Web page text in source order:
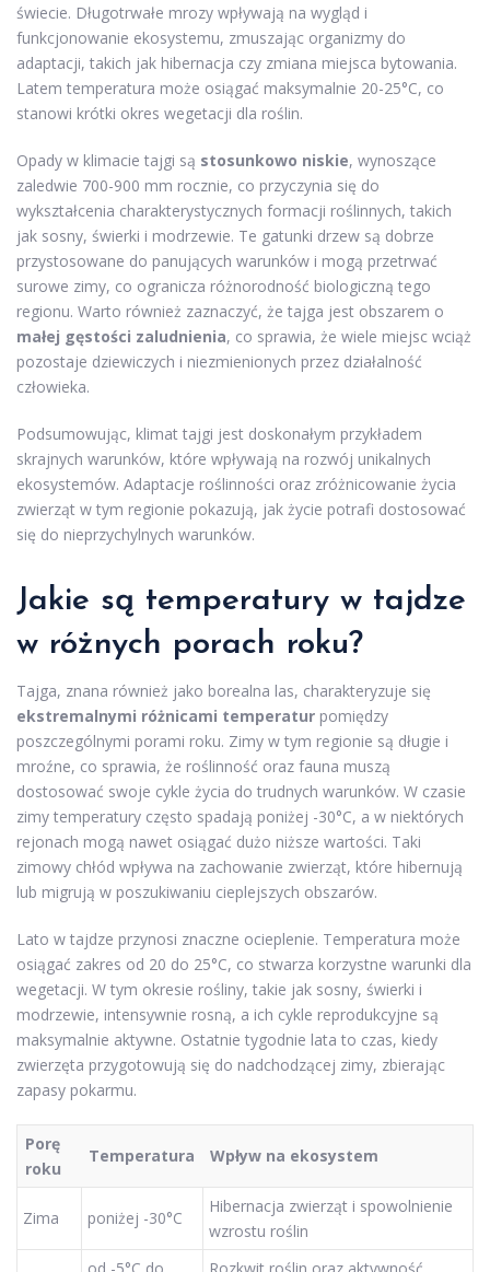
świecie. Długotrwałe mrozy wpływają na wygląd i
funkcjonowanie ekosystemu, zmuszając organizmy do
adaptacji, takich jak hibernacja czy zmiana miejsca bytowania.
Latem temperatura może osiągać maksymalnie 20-25°C, co
stanowi krótki okres wegetacji dla roślin.
Opady w klimacie tajgi są stosunkowo niskie, wynoszące
zaledwie 700-900 mm rocznie, co przyczynia się do
wykształcenia charakterystycznych formacji roślinnych, takich
jak sosny, świerki i modrzewie. Te gatunki drzew są dobrze
przystosowane do panujących warunków i mogą przetrwać
surowe zimy, co ogranicza różnorodność biologiczną tego
regionu. Warto również zaznaczyć, że tajga jest obszarem o
małej gęstości zaludnienia, co sprawia, że wiele miejsc wciąż
pozostaje dziewiczych i niezmienionych przez działalność
człowieka.
Podsumowując, klimat tajgi jest doskonałym przykładem
skrajnych warunków, które wpływają na rozwój unikalnych
ekosystemów. Adaptacje roślinności oraz zróżnicowanie życia
zwierząt w tym regionie pokazują, jak życie potrafi dostosować
się do nieprzychylnych warunków.
Jakie są temperatury w tajdze
w różnych porach roku?
Tajga, znana również jako borealna las, charakteryzuje się
ekstremalnymi różnicami temperatur pomiędzy
poszczególnymi porami roku. Zimy w tym regionie są długie i
mroźne, co sprawia, że roślinność oraz fauna muszą
dostosować swoje cykle życia do trudnych warunków. W czasie
zimy temperatury często spadają poniżej -30°C, a w niektórych
rejonach mogą nawet osiągać dużo niższe wartości. Taki
zimowy chłód wpływa na zachowanie zwierząt, które hibernują
lub migrują w poszukiwaniu cieplejszych obszarów.
Lato w tajdze przynosi znaczne ocieplenie. Temperatura może
osiągać zakres od 20 do 25°C, co stwarza korzystne warunki dla
wegetacji. W tym okresie rośliny, takie jak sosny, świerki i
modrzewie, intensywnie rosną, a ich cykle reprodukcyjne są
maksymalnie aktywne. Ostatnie tygodnie lata to czas, kiedy
zwierzęta przygotowują się do nadchodzącej zimy, zbierając
zapasy pokarmu.
Porę
roku
Temperatura Wpływ na ekosystem
Zima poniżej -30°C
Hibernacja zwierząt i spowolnienie
wzrostu roślin